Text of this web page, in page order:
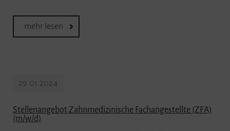
mehr lesen
29.01.2024
Stellenangebot Zahnmedizinische Fachangestellte (ZFA)
(m/w/d)